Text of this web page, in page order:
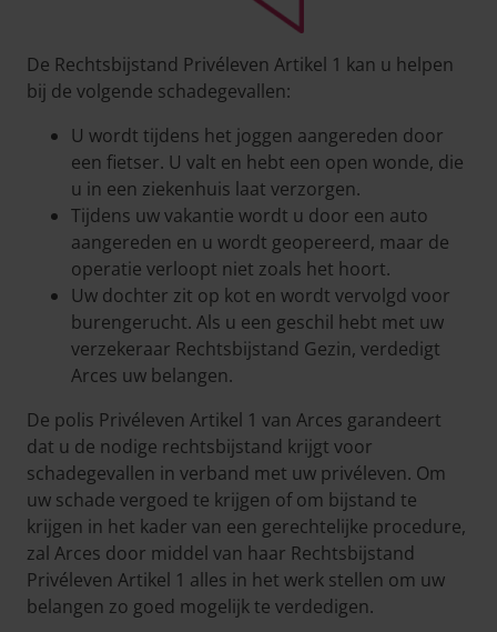
De Rechtsbijstand Privéleven Artikel 1 kan u helpen
bij de volgende schadegevallen:
U wordt tijdens het joggen aangereden door
een fietser. U valt en hebt een open wonde, die
u in een ziekenhuis laat verzorgen.
Tijdens uw vakantie wordt u door een auto
aangereden en u wordt geopereerd, maar de
operatie verloopt niet zoals het hoort.
Uw dochter zit op kot en wordt vervolgd voor
burengerucht. Als u een geschil hebt met uw
verzekeraar Rechtsbijstand Gezin, verdedigt
Arces uw belangen.
De polis Privéleven Artikel 1 van Arces garandeert
dat u de nodige rechtsbijstand krijgt voor
schadegevallen in verband met uw privéleven. Om
uw schade vergoed te krijgen of om bijstand te
krijgen in het kader van een gerechtelijke procedure,
zal Arces door middel van haar Rechtsbijstand
Privéleven Artikel 1 alles in het werk stellen om uw
belangen zo goed mogelijk te verdedigen.